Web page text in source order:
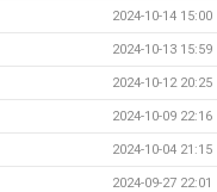
2024-10-14 15:00
2024-10-13 15:59
2024-10-12 20:25
2024-10-09 22:16
2024-10-04 21:15
2024-09-27 22:01